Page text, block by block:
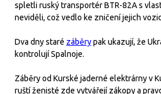
spletli ruský transportér BTR-82A s
neviděli, což vedlo ke zničení jejich
Dva dny staré záběrypak ukazují, že
kontrolují Spalnoje.
Záběry od Kurské jaderné elektrárny v
ruští ženisté zde vytvářejí zákopy a